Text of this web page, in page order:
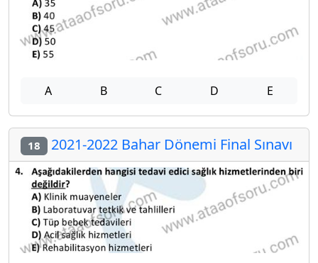
A B C D E
18 2021-2022 Bahar Dönemi Final Sınavı